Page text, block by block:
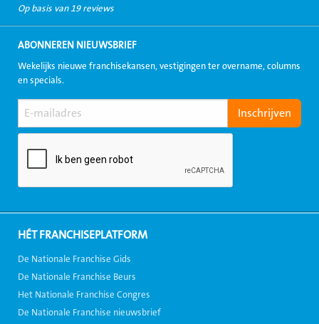
Op basis van 19 reviews
ABONNEREN NIEUWSBRIEF
Wekelijks nieuwe franchisekansen, vestigingen ter overname, columns
en specials.
HÉT FRANCHISEPLATFORM
De Nationale Franchise Gids
De Nationale Franchise Beurs
Het Nationale Franchise Congres
De Nationale Franchise nieuwsbrief